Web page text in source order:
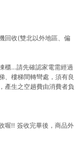
回收(雙北以外地區、偏
櫃…請先確認家電需經過
、樓梯間轉彎處，須有良
產生之空趟費由消費者負
喔!! 簽收完畢後，商品外